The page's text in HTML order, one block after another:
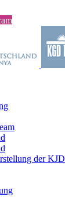
der KJD